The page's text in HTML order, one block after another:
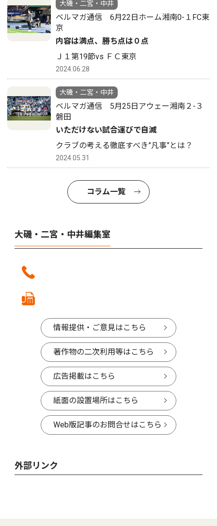
大磯・二宮・中井
ベルマガ通信 6月22日ホーム湘南0-１FC東
京
内容は満点、勝ち点は０点
Ｊ１第19節vs ＦＣ東京
2024.06.28
大磯・二宮・中井
ベルマガ通信 5月25日アウェー湘南２-３
磐田
いただけない試合運びで自滅
クラブの考える徹底すべき”凡事”とは？
2024.05.31
コラム一覧
大磯・二宮・中井編集室
情報提供・ご意見はこちら
著作物の二次利用等はこちら
広告掲載はこちら
紙面の設置場所はこちら
Web版記事のお問合せはこちら
外部リンク